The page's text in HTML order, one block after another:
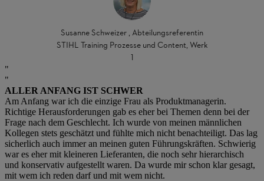
Susanne Schweizer , Abteilungsreferentin
STIHL Training Prozesse und Content, Werk
1
ALLER ANFANG IST SCHWER
Am Anfang war ich die einzige Frau als Produktmanagerin.
Richtige Herausforderungen gab es eher bei Themen denn bei der
Frage nach dem Geschlecht. Ich wurde von meinen männlichen
Kollegen stets geschätzt und fühlte mich nicht benachteiligt. Das lag
sicherlich auch immer an meinen guten Führungskräften. Schwierig
war es eher mit kleineren Lieferanten, die noch sehr hierarchisch
und konservativ aufgestellt waren. Da wurde mir schon klar gesagt,
mit wem ich reden darf und mit wem nicht.